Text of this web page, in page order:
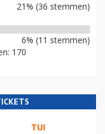
21% (36 stemmen)
6% (11 stemmen)
170
TUI